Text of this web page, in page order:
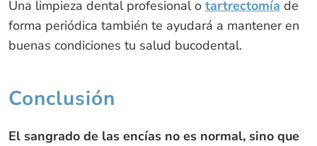
Una limpieza dental profesional o tartrectomía de
forma periódica también te ayudará a mantener en
buenas condiciones tu salud bucodental.
Conclusión
El sangrado de las encías no es normal, sino que